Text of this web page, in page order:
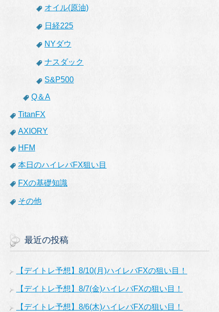
オイル(原油)
日経225
NYダウ
ナスダック
S&P500
Q＆A
TitanFX
AXIORY
HFM
本日のハイレバFX狙い目
FXの基礎知識
その他
最近の投稿
【デイトレ予想】8/10(月)ハイレバFXの狙い目！
【デイトレ予想】8/7(金)ハイレバFXの狙い目！
【デイトレ予想】8/6(木)ハイレバFXの狙い目！